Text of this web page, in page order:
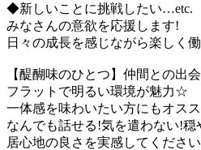
◆新しいことに挑戦したい…etc.
みなさんの意欲を応援します!
日々の成長を感じながら楽しく
【醍醐味のひとつ】仲間との出
フラットで明るい環境が魅力☆
一体感を味わいたい方にもオス
なんでも話せる!気を遣わない!
居心地の良さを実感してくださ